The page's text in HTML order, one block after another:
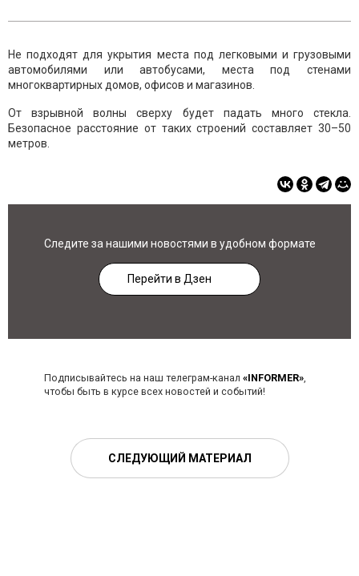
Не подходят для укрытия места под легковыми и грузовыми
автомобилями или автобусами, места под стенами
многоквартирных домов, офисов и магазинов.
От взрывной волны сверху будет падать много стекла.
Безопасное расстояние от таких строений составляет 30–50
метров.
Следите за нашими новостями в удобном формате
Перейти в Дзен
Подписывайтесь на наш телеграм-канал «INFORMER»,
чтобы быть в курсе всех новостей и событий!
СЛЕДУЮЩИЙ МАТЕРИАЛ